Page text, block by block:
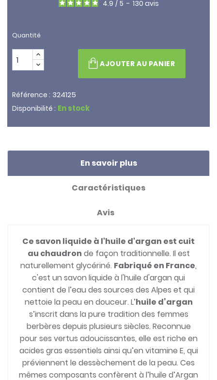
4.9 / 5 - 130 avis
Quantité
AJOUTER AU PANIER
Référence : 324125
Disponibilité : En stock
En savoir plus
Caractéristiques
Avis
Ce savon liquide à l'huile d'argan est cuit
au chaudron de façon traditionnelle. Il est
naturellement glycériné. Fabriqué en France,
c'est un savon liquide à l'huile d'argan qui
contient de l’eau des sources des Alpes et qui
nettoie la peau en douceur. L’huile d’argan
s’inscrit dans la pure tradition des femmes
berbères depuis plusieurs siècles. Reconnue
pour ses vertus adoucissantes, elle est riche en
acides gras essentiels ainsi qu’en vitamine E, qui
préviennent le dessèchement de la peau. Ces
mêmes composants confèrent à l’huile d’Argan